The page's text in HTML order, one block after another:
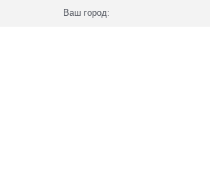
Ваш город: